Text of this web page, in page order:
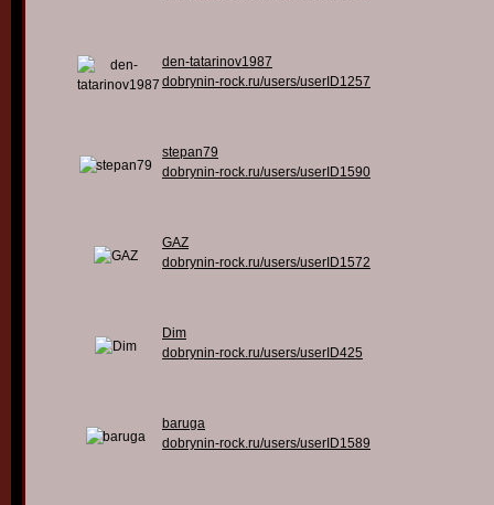
den-tatarinov1987
dobrynin-rock.ru/users/userID1257
stepan79
dobrynin-rock.ru/users/userID1590
GAZ
dobrynin-rock.ru/users/userID1572
Dim
dobrynin-rock.ru/users/userID425
baruga
dobrynin-rock.ru/users/userID1589